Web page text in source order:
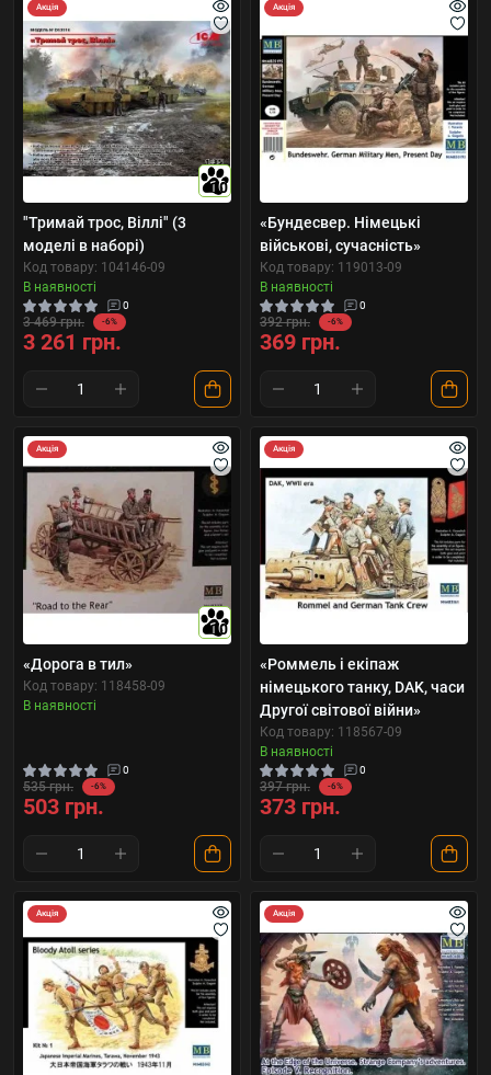
Акція
10
"Тримай трос, Віллі" (3
моделі в наборі)
Код товару: 104146-09
В наявності
0
3 469 грн. -6%
3 261 грн.
Акція
«Бундесвер. Німецькі
військові, сучасність»
Код товару: 119013-09
В наявності
0
392 грн. -6%
369 грн.
Акція
10
«Дорога в тил»
Код товару: 118458-09
В наявності
0
535 грн. -6%
503 грн.
Акція
«Роммель і екіпаж
німецького танку, DAK, часи
Другої світової війни»
Код товару: 118567-09
В наявності
0
397 грн. -6%
373 грн.
Акція Акція